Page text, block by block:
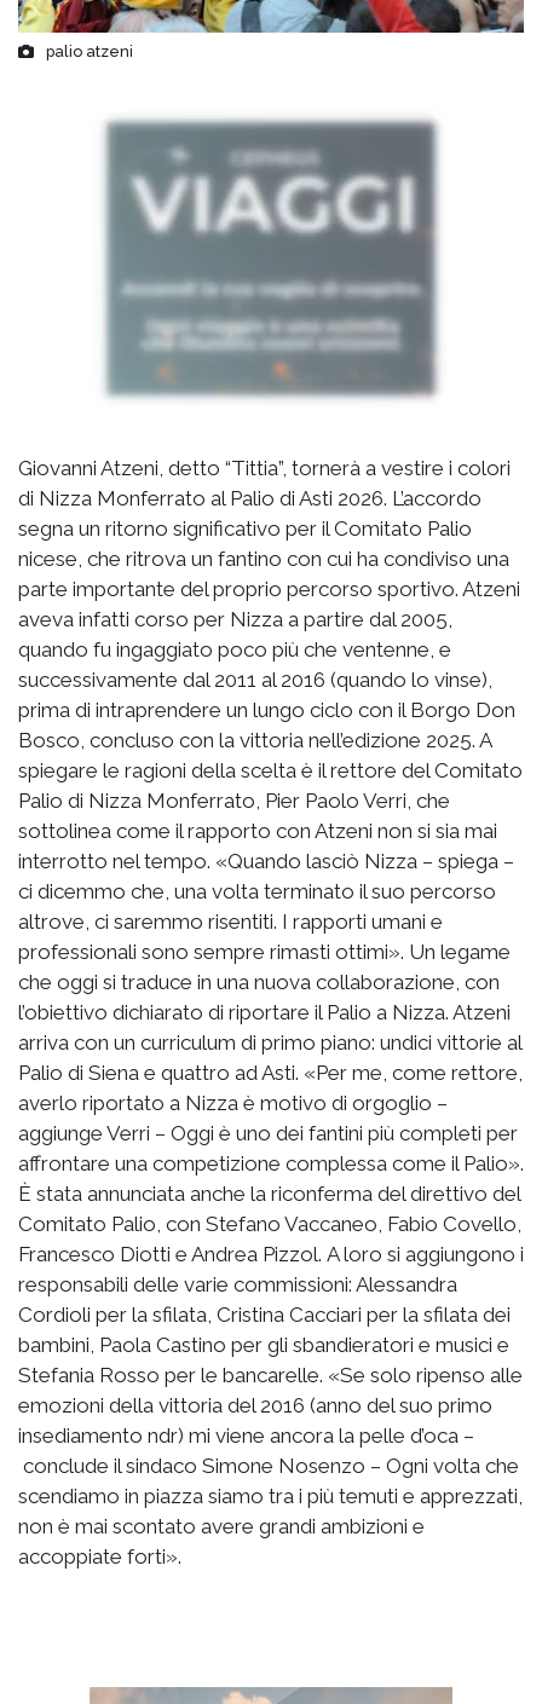
palio atzeni
Giovanni Atzeni, detto “Tittia”, tornerà a vestire i colori
di Nizza Monferrato al Palio di Asti 2026. L’accordo
segna un ritorno significativo per il Comitato Palio
nicese, che ritrova un fantino con cui ha condiviso una
parte importante del proprio percorso sportivo. Atzeni
aveva infatti corso per Nizza a partire dal 2005,
quando fu ingaggiato poco più che ventenne, e
successivamente dal 2011 al 2016 (quando lo vinse),
prima di intraprendere un lungo ciclo con il Borgo Don
Bosco, concluso con la vittoria nell’edizione 2025. A
spiegare le ragioni della scelta è il rettore del Comitato
Palio di Nizza Monferrato, Pier Paolo Verri, che
sottolinea come il rapporto con Atzeni non si sia mai
interrotto nel tempo. «Quando lasciò Nizza – spiega –
ci dicemmo che, una volta terminato il suo percorso
altrove, ci saremmo risentiti. I rapporti umani e
professionali sono sempre rimasti ottimi». Un legame
che oggi si traduce in una nuova collaborazione, con
l’obiettivo dichiarato di riportare il Palio a Nizza. Atzeni
arriva con un curriculum di primo piano: undici vittorie al
Palio di Siena e quattro ad Asti. «Per me, come rettore,
averlo riportato a Nizza è motivo di orgoglio –
aggiunge Verri – Oggi è uno dei fantini più completi per
affrontare una competizione complessa come il Palio».
È stata annunciata anche la riconferma del direttivo del
Comitato Palio, con Stefano Vaccaneo, Fabio Covello,
Francesco Diotti e Andrea Pizzol. A loro si aggiungono i
responsabili delle varie commissioni: Alessandra
Cordioli per la sfilata, Cristina Cacciari per la sfilata dei
bambini, Paola Castino per gli sbandieratori e musici e
Stefania Rosso per le bancarelle. «Se solo ripenso alle
emozioni della vittoria del 2016 (anno del suo primo
insediamento ndr) mi viene ancora la pelle d’oca –
conclude il sindaco Simone Nosenzo – Ogni volta che
scendiamo in piazza siamo tra i più temuti e apprezzati,
non è mai scontato avere grandi ambizioni e
accoppiate forti».